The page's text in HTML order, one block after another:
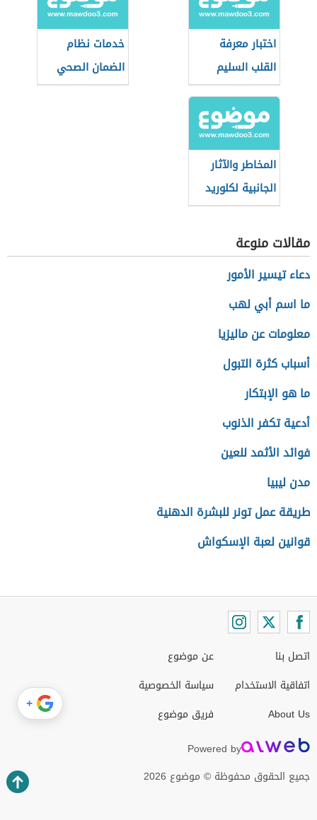
اختبار معرفة
القلب السليم
خدمات نظام
الضمان الصحي
التعاوني
المخاطر والآثار
الجانبية لكلوريد
الصوديوم
مقالات منوعة
دعاء تيسير الأمور
ما اسم أبي لهب
معلومات عن ماليزيا
أسباب كثرة التبول
ما هو الإبتكار
أدعية تكفر الذنوب
فوائد الأثمد للعين
مدن ليبيا
طريقة عمل تونر للبشرة الدهنية
قوانين لعبة الإسكواش
اتصل بنا
اتفاقية الاستخدام
About Us
عن موضوع
سياسة الخصوصية
فريق موضوع
Powered by
جميع الحقوق محفوظة © موضوع 2026
+